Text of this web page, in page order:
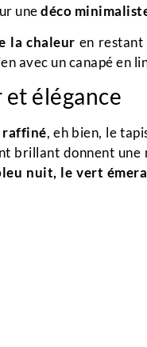
unedéco
la chaleur en restant
avec un canapé en
élégance
raffiné, eh bien, le
brillant donnent
nuit, le vert